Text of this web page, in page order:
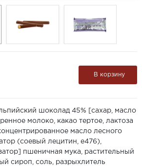
В корзину
шоколад 45% [сахар, масло
молоко, какао тертое, лактоза
масло лесного
(соевый лецитин, е476),
пшеничная мука, растительный
сироп, соль, разрыхлитель